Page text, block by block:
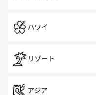
ハワイ
リゾート
アジア